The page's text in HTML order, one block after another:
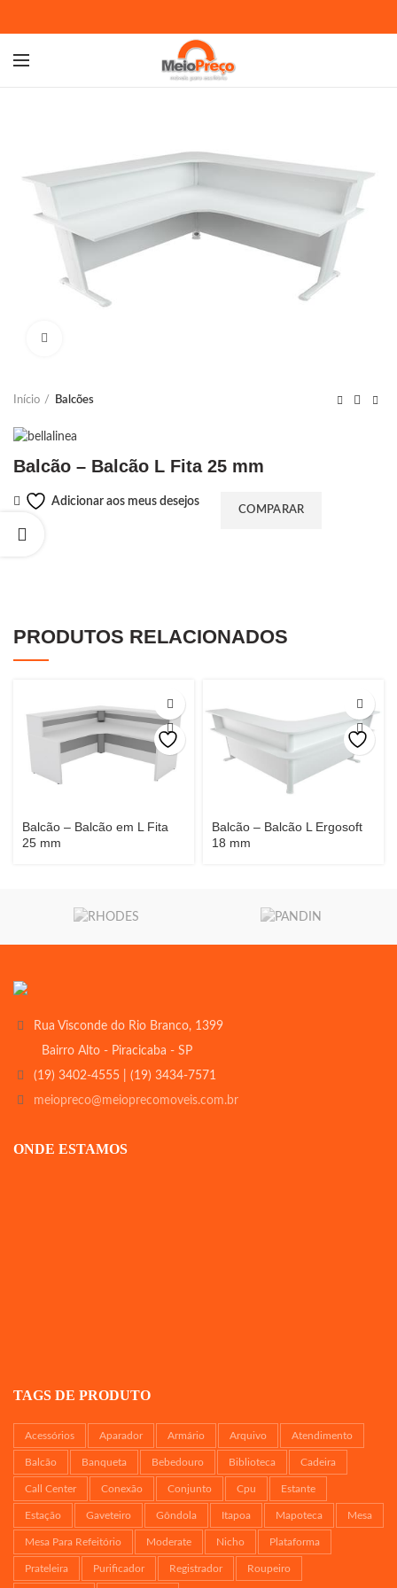
Início Balcões
Balcão – Balcão L Fita 25 mm
Adicionar aos meus desejos
COMPARAR
PRODUTOS RELACIONADOS
Balcão – Balcão em L Fita
25 mm
Balcão – Balcão L Ergosoft
18 mm
Rua Visconde do Rio Branco, 1399
Bairro Alto - Piracicaba - SP
(19) 3402-4555 | (19) 3434-7571
meiopreco@meioprecomoveis.com.br
ONDE ESTAMOS
TAGS DE PRODUTO
Acessórios Aparador Armário Arquivo Atendimento
Balcão Banqueta Bebedouro Biblioteca Cadeira
Call Center Conexão Conjunto Cpu Estante
Estação Gaveteiro Gôndola Itapoa Mapoteca Mesa
Mesa Para Refeitório Moderate Nicho Plataforma
Prateleira Purificador Registrador Roupeiro